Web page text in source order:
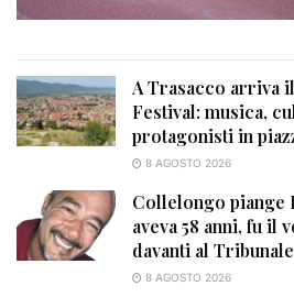
A Trasacco arriva
Festival: musica,
protagonisti in
8 AGOSTO 2026
Collelongo piange
aveva 58 anni, fu il
davanti al
8 AGOSTO 2026